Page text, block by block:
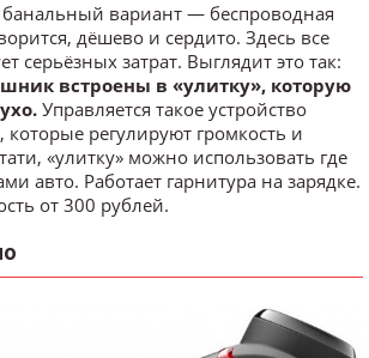
вариант — беспроводная
дёшево и сердито. Здесь все
серьёзных затрат. Выглядит это так:
встроены в «улитку», которую
Управляется такое устройство
регулируют громкость и
«улитку» можно использовать где
авто. Работает гарнитура на зарядке.
от 300 рублей.